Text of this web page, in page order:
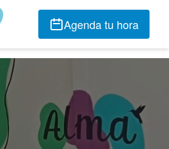
Agenda tu hora